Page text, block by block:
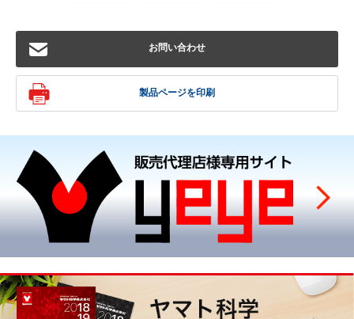
お問い合わせ
製品ページを印刷